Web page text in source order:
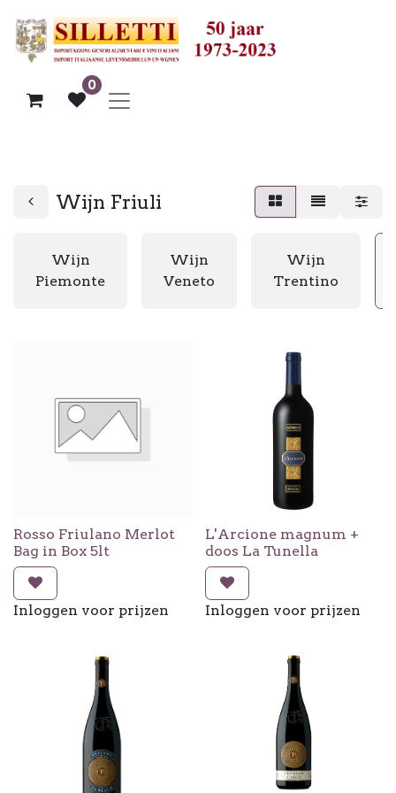
0
Wijn Friuli
Wijn
Piemonte
Wijn
Veneto
Wijn
Trentino
Rosso Friulano Merlot
Bag in Box 5lt
Inloggen voor prijzen
L'Arcione magnum +
doos La Tunella
Inloggen voor prijzen